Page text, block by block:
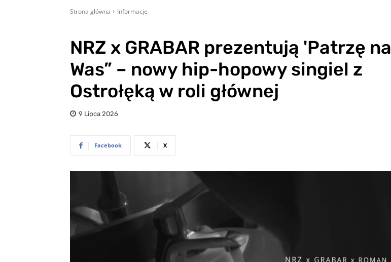
Strona główna Informacje
NRZ x GRABAR prezentują 'Patrzę na
Was” – nowy hip-hopowy singiel z
Ostrołęką w roli głównej
9 Lipca 2026
Facebook X